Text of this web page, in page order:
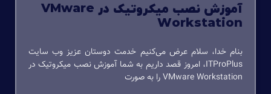
آموزش نصب میکروتیک در VMware
Workstation
بنام خدا، سلام عرض می‌کنیم خدمت دوستان عزیز وب سایت
ITProPlus، امروز قصد داریم به شما آموزش نصب میکروتیک در
VMware Workstation را به صورت